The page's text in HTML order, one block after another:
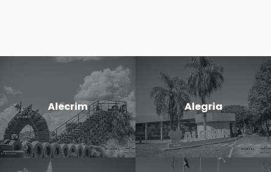
Alecrim Alegria